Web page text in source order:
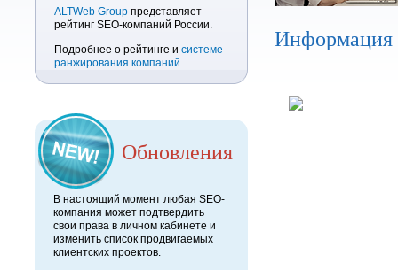
ALTWeb Group представляет
рейтинг SEO-компаний России.
Подробнее о рейтинге и системе
ранжирования компаний.
Обновления
В настоящий момент любая SEO-
компания может подтвердить
свои права в личном кабинете и
изменить список продвигаемых
клиентских проектов.
Информация